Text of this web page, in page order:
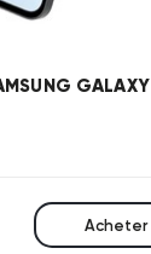
GALAXY
Acheter